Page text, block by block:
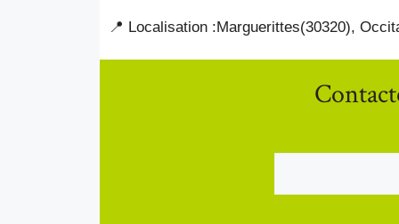
📍 Localisation :Marguerittes(30320),